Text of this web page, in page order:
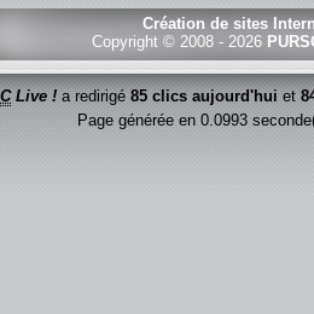
Création de sites
Copyright © 2008 - 2026
Live !a redirigé85 clics aujourd'hui et
Page générée en 0.0993